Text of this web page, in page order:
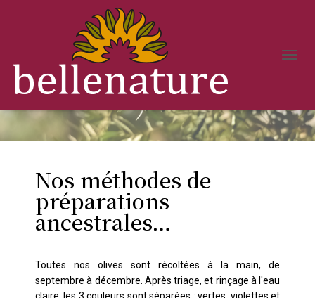
E
Découvrir Bellenature
Nos méthodes de
préparations
ancestrales…
Toutes nos olives sont récoltées à la main, de
septembre à décembre. Après triage, et rinçage à l'eau